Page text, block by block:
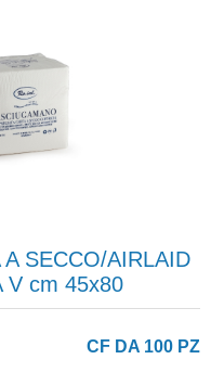
SECCO/AIRLAID
V cm 45x80
CF DA 100 PZ